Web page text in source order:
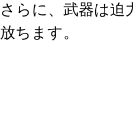
さらに、武器は迫
放ちます。
こから見ても見